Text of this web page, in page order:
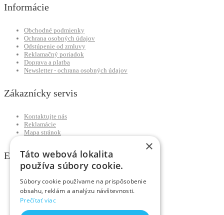
Informácie
Obchodné podmienky
Ochrana osobných údajov
Odstúpenie od zmluvy
Reklamačný poriadok
Doprava a platba
Newsletter - ochrana osobných údajov
Zákaznícky servis
Kontaktujte nás
Reklamácie
Mapa stránok
Extra
Výrobcovia
Darčekové poukážky
Partnerský program
Akciový tovar
×
Táto webová lokalita
používa súbory cookie.
Súbory cookie používame na prispôsobenie
obsahu, reklám a analýzu návštevnosti.
Prečítať viac